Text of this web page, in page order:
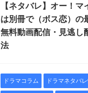
【ネタバレ】オー！
は別冊で（ボス恋）の
無料動画配信・見逃し
法
ドラマコラム ドラマネタバ